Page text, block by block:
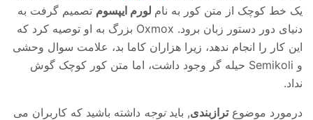
یک خط کوچک از متن کور به نام لورم ایپسوم تصمیم گرفت به
دنیای دور دستور زبان برود. Oxmox بزرگ به او توصیه کرد که
این کار را انجام ندهد، زیرا هزاران کاما بد، علامت سوال وحشی
و Semikoli حیله گر وجود داشت، اما متن کور کوچک گوش
نداد.
درمورد موضوعترازبندی, بایدتوجه داشته باشید که کاربران می